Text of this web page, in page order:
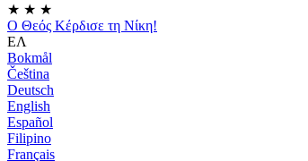
★ ★ ★
Ο Θεός Κέρδισε τη Νίκη!
ΕΛ
Bokmål
Čeština
Deutsch
English
Español
Filipino
Français